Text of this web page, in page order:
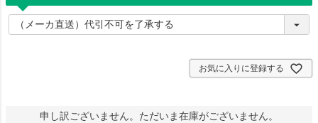
必
須
お気に入りに登録する
申し訳ございません。ただいま在庫がございません。